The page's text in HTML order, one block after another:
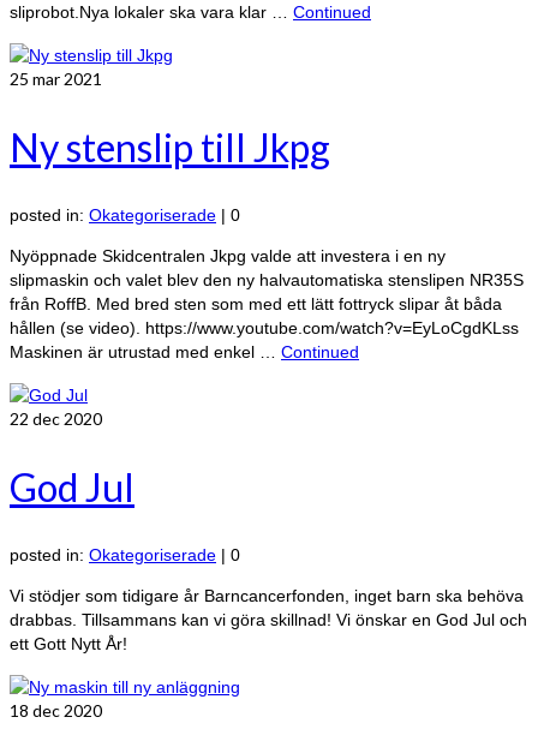
sliprobot.Nya lokaler ska vara klar … Continued
25 mar 2021
Ny stenslip till Jkpg
posted in: Okategoriserade | 0
Nyöppnade Skidcentralen Jkpg valde att investera i en ny
slipmaskin och valet blev den ny halvautomatiska stenslipen NR35S
från RoffB. Med bred sten som med ett lätt fottryck slipar åt båda
hållen (se video). https://www.youtube.com/watch?v=EyLoCgdKLss
Maskinen är utrustad med enkel … Continued
22 dec 2020
God Jul
posted in: Okategoriserade | 0
Vi stödjer som tidigare år Barncancerfonden, inget barn ska behöva
drabbas. Tillsammans kan vi göra skillnad! Vi önskar en God Jul och
ett Gott Nytt År!
18 dec 2020